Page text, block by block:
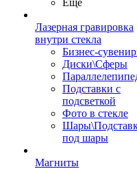
Ещё
Лазерная гравировка
внутри стекла
Бизнес-
Диски\Сферы
Подставки с
подсветкой
Фото в стекле
под шары
Магниты